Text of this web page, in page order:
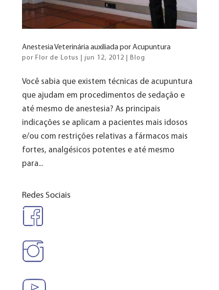
Anestesia Veterinária auxiliada por Acupuntura
por Flor de Lotus jun 12, 2012 Blog
Você sabia que existem técnicas de acupuntura
que ajudam em procedimentos de sedação e
até mesmo de anestesia? As principais
indicações se aplicam a pacientes mais idosos
e/ou com restrições relativas a fármacos mais
fortes, analgésicos potentes e até mesmo
para...
Redes Sociais